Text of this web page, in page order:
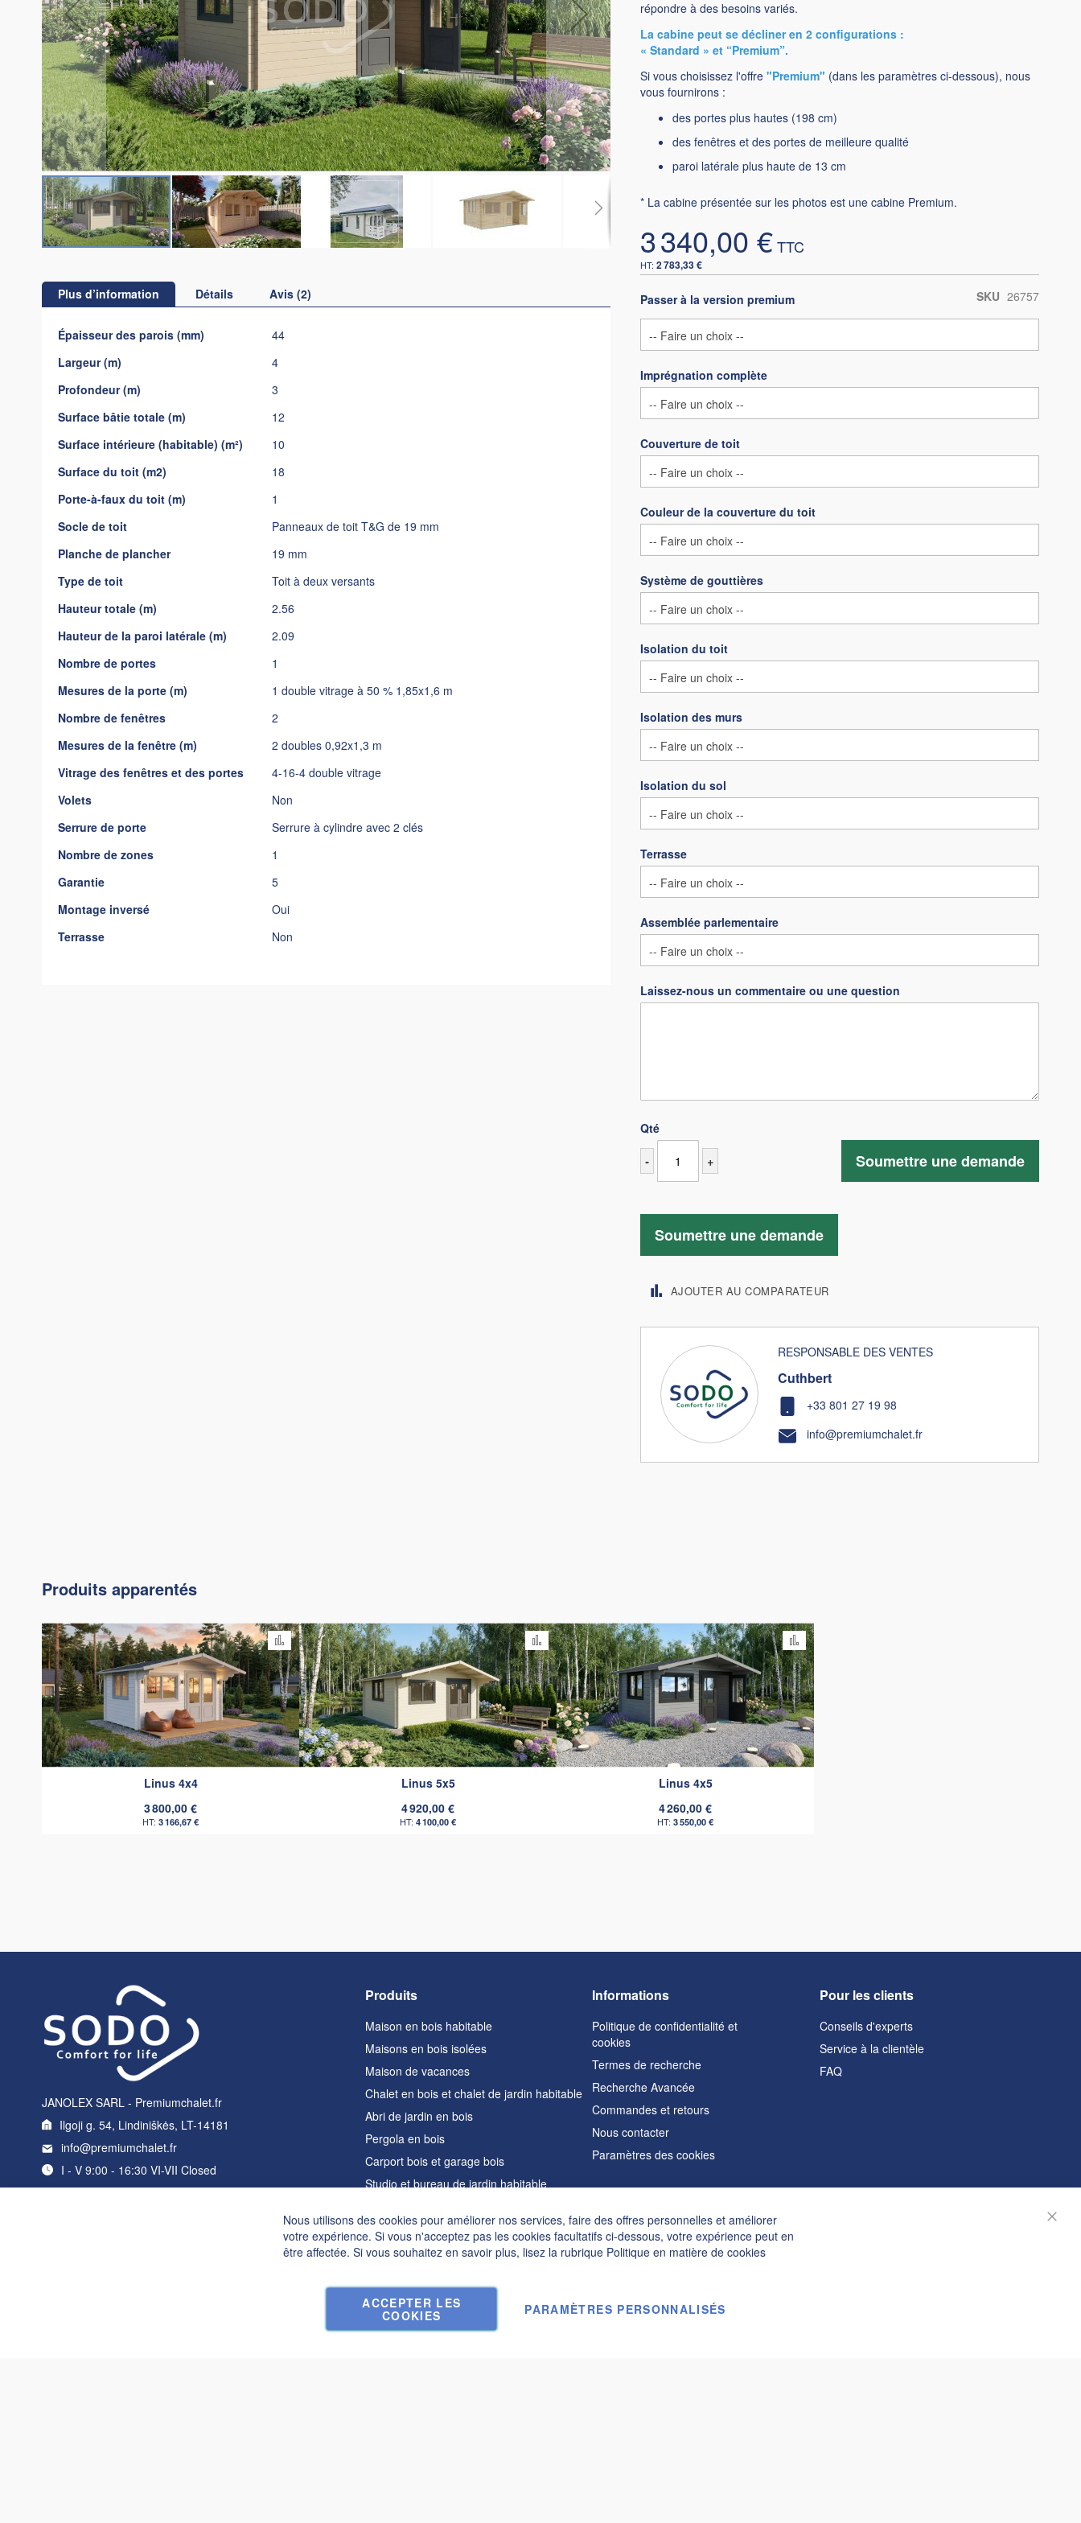
répondre à des besoins variés.
La cabine peut se décliner en 2 configurations :
« Standard » et “Premium”.
Si vous choisissez l'offre "Premium" (dans les paramètres ci-dessous), nous
vous fournirons :
des portes plus hautes (198 cm)
des fenêtres et des portes de meilleure qualité
paroi latérale plus haute de 13 cm
* La cabine présentée sur les photos est une cabine Premium.
3 340,00 €
2 783,33 €
SKU 26757
Passer à la version premium
Imprégnation complète
Couverture de toit
Couleur de la couverture du toit
Système de gouttières
Isolation du toit
Isolation des murs
Isolation du sol
Terrasse
Assemblée parlementaire
Laissez-nous un commentaire ou une question
Qté
- + Soumettre une demande
Soumettre une demande
AJOUTER AU COMPARATEUR
RESPONSABLE DES VENTES
Cuthbert
+33 801 27 19 98
info@premiumchalet.fr
the
beginning
gallery
Plus d’information
Plus
d’information
Épaisseur des parois (mm)
44
Largeur (m)
4
Profondeur (m)
3
Surface bâtie totale (m)
12
Surface intérieure (habitable) (m²)
10
Surface du toit (m2)
18
Porte-à-faux du toit (m)
1
Socle de toit
Panneaux de toit T&G de 19 mm
Planche de plancher
19 mm
Type de toit
Toit à deux versants
Hauteur totale (m)
2.56
Hauteur de la paroi latérale (m)
2.09
Nombre de portes
1
Mesures de la porte (m)
1 double vitrage à 50 % 1,85x1,6 m
Nombre de fenêtres
2
Mesures de la fenêtre (m)
2 doubles 0,92x1,3 m
Vitrage des fenêtres et des portes
4-16-4 double vitrage
Volets
Non
Serrure de porte
Serrure à cylindre avec 2 clés
Nombre de zones
1
Garantie
5
Montage inversé
Oui
Terrasse
Non
Détails Avis 2
Produits apparentés
Linus 4x4
3 800,00 €
3 166,67 €
Ajouter au comparateur
Linus 5x5
4 920,00 €
4 100,00 €
Ajouter au comparateur
Linus 4x5
4 260,00 €
3 550,00 €
Ajouter au comparateur
JANOLEX SARL - Premiumchalet.fr
Ilgoji g. 54, Lindiniškės, LT-14181
info@premiumchalet.fr
I - V 9:00 - 16:30 VI-VII Closed
Pour les clients
Conseils d'experts
Service à la clientèle
FAQ
Informations
Politique de confidentialité et
cookies
Termes de recherche
Recherche Avancée
Commandes et retours
Nous contacter
Paramètres des cookies
Produits
Maison en bois habitable
Maisons en bois isolées
Maison de vacances
Chalet en bois et chalet de jardin habitable
Abri de jardin en bois
Pergola en bois
Carport bois et garage bois
Studio et bureau de jardin habitable
Maisons en forme de A
Hot tubs
Nous utilisons des cookies pour améliorer nos services, faire des offres personnelles et améliorer
votre expérience. Si vous n'acceptez pas les cookies facultatifs ci-dessous, votre expérience peut en
être affectée. Si vous souhaitez en savoir plus, lisez la rubrique Politique en matière de cookies
ACCEPTER LES
COOKIES
PARAMÈTRES PERSONNALISÉS